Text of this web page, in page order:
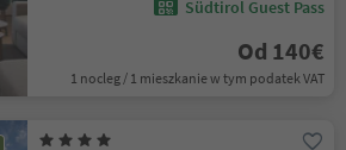
Südtirol Guest Pass
Od 140€
1 nocleg / 1 mieszkanie w tym podatek VAT